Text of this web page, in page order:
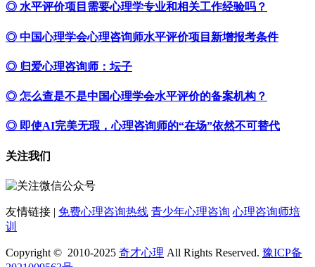
◎ 水平评价项目需要心理学专业和相关工作经验吗？
◎ 中国心理学会心理咨询师水平评价项目新增报考条件
◎ 归爱心理咨询师：坛子
◎ 怎么查是不是中国心理学会水平评价的备案机构？
◎ 即使AI完美无瑕，心理咨询师的“在场”依然不可替代
关注我们
友情链接 | 免费心理咨询热线 青少年心理咨询 心理咨询师培
训
Copyright © 2010-2025 奇才心理 All Rights Reserved. 豫ICP备